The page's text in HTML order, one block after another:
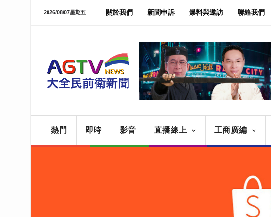
2026/08/07星期五 關於我們 新聞申訴 爆料與邀訪 聯絡我們
熱門 即時 影音 直播線上 工商廣編